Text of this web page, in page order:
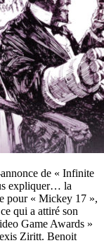
de « Infinite
expliquer… la
pour « Mickey 17 »,
qui a attiré son
Game Awards »
Ziritt. Benoit